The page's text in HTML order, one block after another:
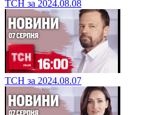
ТСН за 2024.08.08
ТСН за 2024.08.07